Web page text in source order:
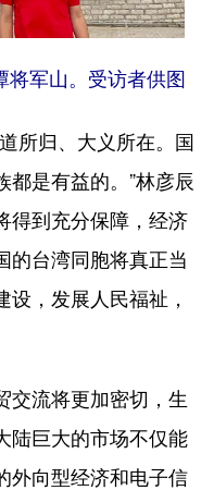
军山。受访者供图
所归、大义所在。国
是有益的。”林彦辰
得到充分保障，经济
的台湾同胞将真正当
，发展人民福祉，
流将更加密切，生
陆巨大的市场不仅能
外向型经济和电子信